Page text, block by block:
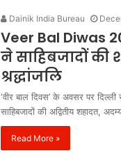
Dainik India Bureau
Veer Bal Diwas
ने साहिबजादों की
श्रद्धांजलि
‘वीर बाल दिवस’ के अवसर पर
साहिबजादों की अद्वितीय शहादत,
Read More »